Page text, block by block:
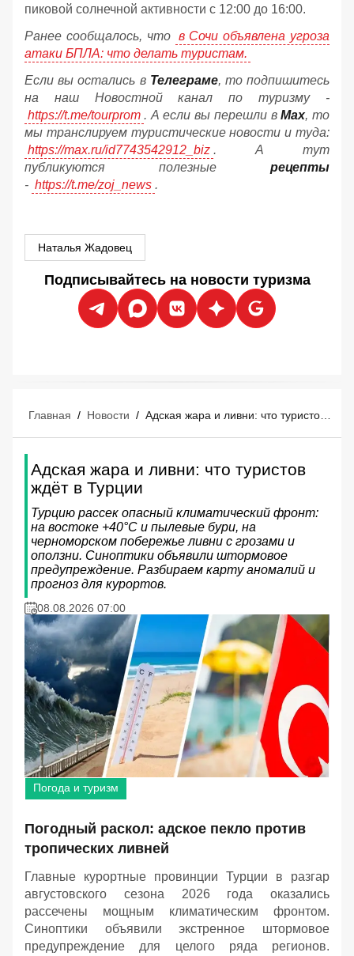
пиковой солнечной активности с 12:00 до 16:00.
Ранее сообщалось, что в Сочи объявлена угроза
атаки БПЛА: что делать туристам.
Если вы остались в Телеграме, то подпишитесь
на наш Новостной канал по туризму -
https://t.me/tourprom . А если вы перешли вМах, то
мы транслируем туристические новости и туда:
https://max.ru/id7743542912_biz . А тут
публикуются полезные рецепты
- https://t.me/zoj_news .
Наталья Жадовец
Подписывайтесь на новости туризма
Главная / Новости / Адская жара и ливни: что туристов ждёт в Турции
Адская жара и ливни: что туристов
ждёт в Турции
Турцию рассек опасный климатический фронт:
на востоке +40°C и пылевые бури, на
черноморском побережье ливни с грозами и
оползни. Синоптики объявили штормовое
предупреждение. Разбираем карту аномалий и
прогноз для курортов.
08.08.2026 07:00
Погода и туризм
Погодный раскол: адское пекло против
тропических ливней
Главные курортные провинции Турции в разгар
августовского сезона 2026 года оказались
рассечены мощным климатическим фронтом.
Синоптики объявили экстренное штормовое
предупреждение для целого ряда регионов.